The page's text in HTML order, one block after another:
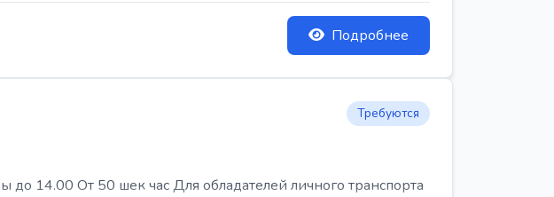
Подробнее
Требуются
От 50 шек час Для обладателей личного транспорта